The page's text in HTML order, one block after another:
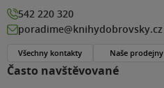
Často navštěvované
542 220 320
poradime@knihydobrovsky.cz
Všechny kontakty Naše prodejny